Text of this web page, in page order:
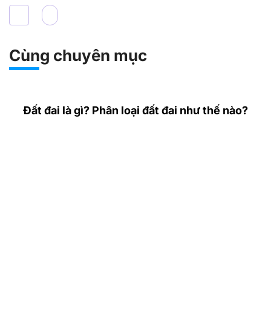
Cùng chuyên mục
Đất đai là gì? Phân loại đất đai như thế nào?